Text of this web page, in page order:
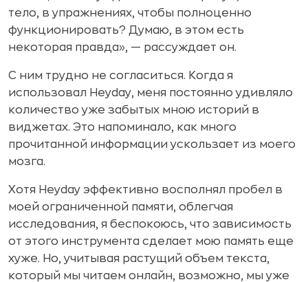
тело, в упражнениях, чтобы полноценно
функционировать? Думаю, в этом есть
некоторая правда», — рассуждает он.
С ним трудно не согласиться. Когда я
использовал Heyday, меня постоянно удивляло
количество уже забытых мною историй в
виджетах. Это напоминало, как много
прочитанной информации ускользает из моего
мозга.
Хотя Heyday эффективно восполнял пробел в
моей ограниченной памяти, облегчая
исследования, я беспокоюсь, что зависимость
от этого инструмента сделает мою память еще
хуже. Но, учитывая растущий объем текста,
который мы читаем онлайн, возможно, мы уже